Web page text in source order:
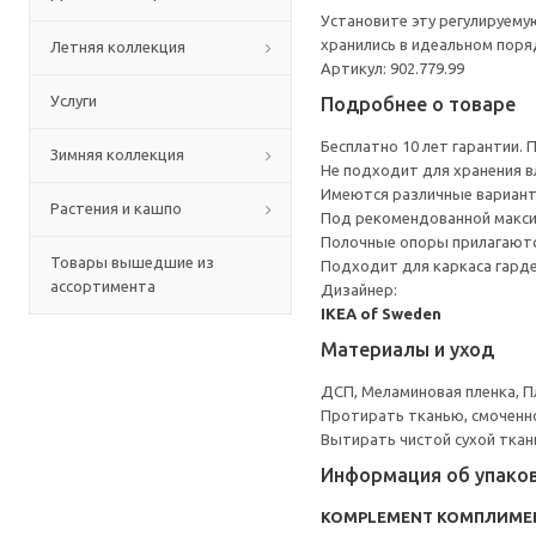
Летняя коллекция
Услуги
Зимняя коллекция
Растения и кашпо
Товары вышедшие из
ассортимента
Установите эту
хранились в идеальном
Артикул: 902.779.99
Подробнее о товаре
Бесплатно 10 лет
Не подходит для хранения
Имеются различные
Под рекомендованной
Полочные опоры
Подходит для каркаса
Дизайнер:
IKEA of Sweden
Материалы и уход
ДСП, Меламиновая пленка,
Протирать тканью,
Вытирать чистой сухой
Информация об
KOMPLEMENT